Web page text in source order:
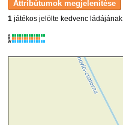
1 játékos jelölte kedvenc ládájának
K
R
W